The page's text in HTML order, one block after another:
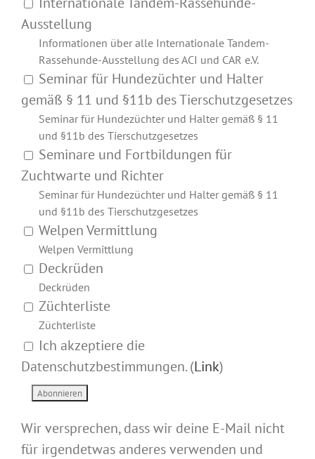
Ausstellung
Informationen über alle Internationale Tandem-
Rassehunde-Ausstellung des ACI und CAR e.V.
Seminar für Hundezüchter und Halter
gemäß § 11 und §11b des Tierschutzgesetzes
Seminar für Hundezüchter und Halter gemäß § 11
und §11b des Tierschutzgesetzes
Seminare und Fortbildungen für
Zuchtwarte und Richter
Seminar für Hundezüchter und Halter gemäß § 11
und §11b des Tierschutzgesetzes
Welpen Vermittlung
Welpen Vermittlung
Deckrüden
Deckrüden
Züchterliste
Züchterliste
Ich akzeptiere die
Datenschutzbestimmungen. (Link)
Wir versprechen, dass wir deine E-Mail nicht
für irgendetwas anderes verwenden und